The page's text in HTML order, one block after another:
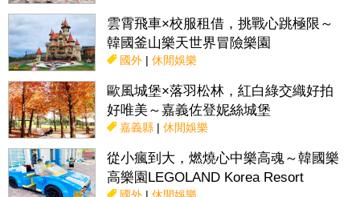
雲霄飛車×校服租借，挑戰心跳極限～
韓國釜山樂天世界冒險樂園
國外| 休閒娛樂
歐風城堡×落羽松林，紅白綠交織好拍
好唯美～嘉義佐登妮絲城堡
嘉義縣| 休閒娛樂
從小瘋到大，燃燒心中樂高魂～韓國樂
高樂園LEGOLAND Korea Resort